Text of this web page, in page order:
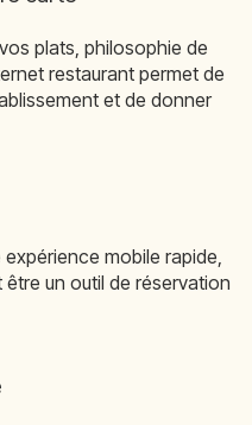
plats, philosophie de
restaurant permet de
et de donner
mobile rapide,
un outil de réservation